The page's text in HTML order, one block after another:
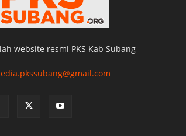
website resmi PKS Kab Subang